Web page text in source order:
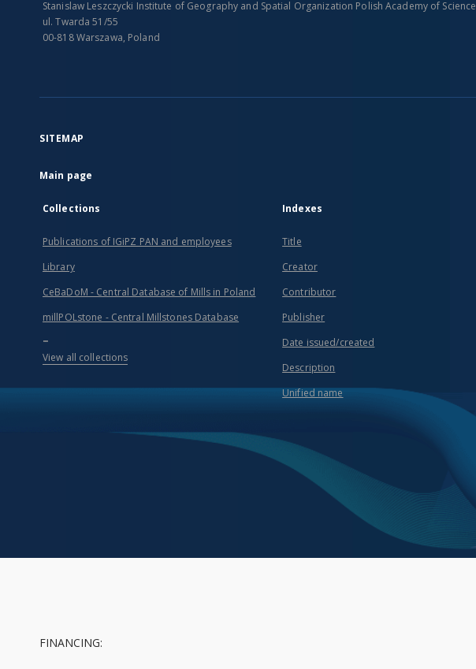
Stanislaw Leszczycki Institute of Geography and Spatial Organization Polish Academy of Science
ul. Twarda 51/55
00-818 Warszawa, Poland
SITEMAP
Main page
Collections
Publications of IGiPZ PAN and employees
Library
CeBaDoM - Central Database of Mills in Poland
millPOLstone - Central Millstones Database
...
View all collections
Indexes
Title
Creator
Contributor
Publisher
Date issued/created
Description
Unified name
FINANCING: